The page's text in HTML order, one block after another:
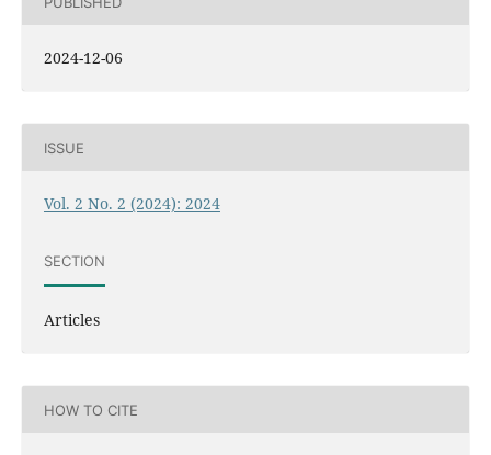
2024-12-06
ISSUE
Vol. 2 No. 2 (2024): 2024
SECTION
Articles
HOW TO CITE